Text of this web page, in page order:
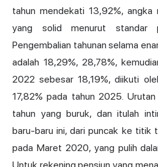
tahun mendekati 13,92%, angka
yang solid menurut standar
Pengembalian tahunan selama
adalah 18,29%, 28,78%,
2022 sebesar 18,19%, diikuti
17,82% pada tahun 2025.
tahun yang buruk, dan itulah
baru-baru ini, dari puncak ke titik
pada Maret 2020, yang pulih